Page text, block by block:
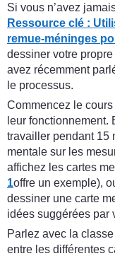
Si vous n’avez
Ressource clé :
remue-méninges
dessiner votre
avez récemment
le processus.
Commencez le
leur fonctionnement.
travailler pendant 15
mentale sur les
affichez les cartes
1offre un exemple),
dessiner une carte
idées suggérées par
Parlez avec la
entre les différentes